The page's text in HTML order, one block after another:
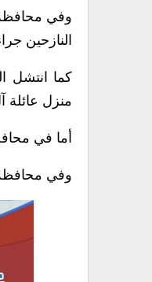
وفي محافظة
النازحين
منزل عائلة
أما في
وفي محافظة